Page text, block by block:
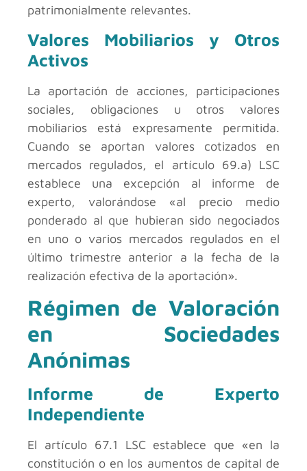
patrimonialmente relevantes.
Valores Mobiliarios y Otros
Activos
La aportación de acciones, participaciones
sociales, obligaciones u otros valores
mobiliarios está expresamente permitida.
Cuando se aportan valores cotizados en
mercados regulados, el artículo 69.a) LSC
establece una excepción al informe de
experto, valorándose «al precio medio
ponderado al que hubieran sido negociados
en uno o varios mercados regulados en el
último trimestre anterior a la fecha de la
realización efectiva de la aportación».
Régimen de Valoración
en Sociedades
Anónimas
Informe de Experto
Independiente
El artículo 67.1 LSC establece que «en la
constitución o en los aumentos de capital de